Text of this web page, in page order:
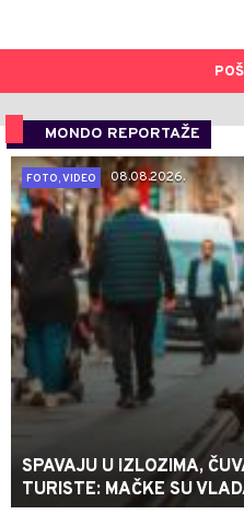
MONDO REPORTAŽE
FOTO, VIDEO
08.08.2026.
SPAVAJU U IZLOZIMA,
TURISTE: MAČKE SU